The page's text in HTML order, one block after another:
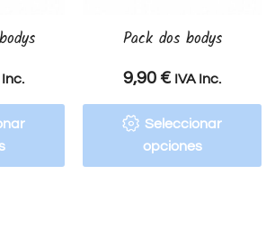
Inc.
Pack dos bodys
9,90 € IVA Inc.
Seleccionar
opciones